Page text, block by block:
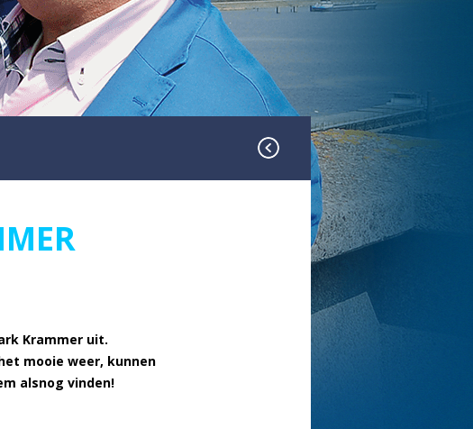
Krammer uit.
mooie weer, kunnen
alsnog vinden!